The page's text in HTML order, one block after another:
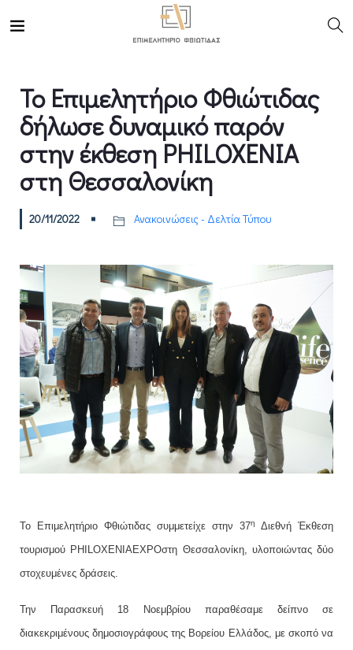
Το Επιμελητήριο Φθιώτιδας
δήλωσε δυναμικό παρόν
στην έκθεση PHILOXENIA
στη Θεσσαλονίκη
20/11/2022 Ανακοινώσεις - Δελτία Τύπου
Το Επιμελητήριο Φθιώτιδας συμμετείχε στην 37η
Διεθνή Έκθεση
τουρισμού PHILOXENIAEXPOστη Θεσσαλονίκη, υλοποιώντας δύο
στοχευμένες δράσεις.
Την Παρασκευή 18 Νοεμβρίου παραθέσαμε δείπνο σε
διακεκριμένους δημοσιογράφους της Βορείου Ελλάδος, με σκοπό να